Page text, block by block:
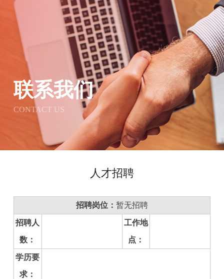
联系我们
CONTACT US
人才招聘
招聘岗位： 暂无招聘
招聘人
数：
工作地
点：
学历要
求：